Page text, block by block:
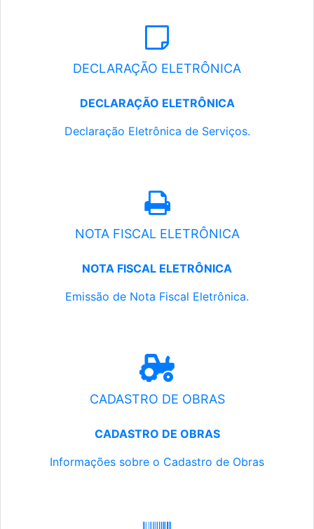
DECLARAÇÃO ELETRÔNICA
DECLARAÇÃO ELETRÔNICA
Declaração Eletrônica de Serviços.
NOTA FISCAL ELETRÔNICA
NOTA FISCAL ELETRÔNICA
Emissão de Nota Fiscal Eletrônica.
CADASTRO DE OBRAS
CADASTRO DE OBRAS
Informações sobre o Cadastro de Obras